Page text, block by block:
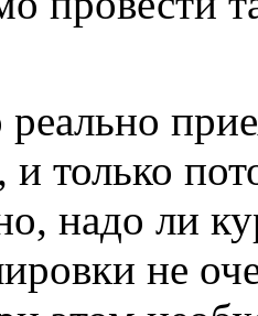
реально
и только
надо ли
не